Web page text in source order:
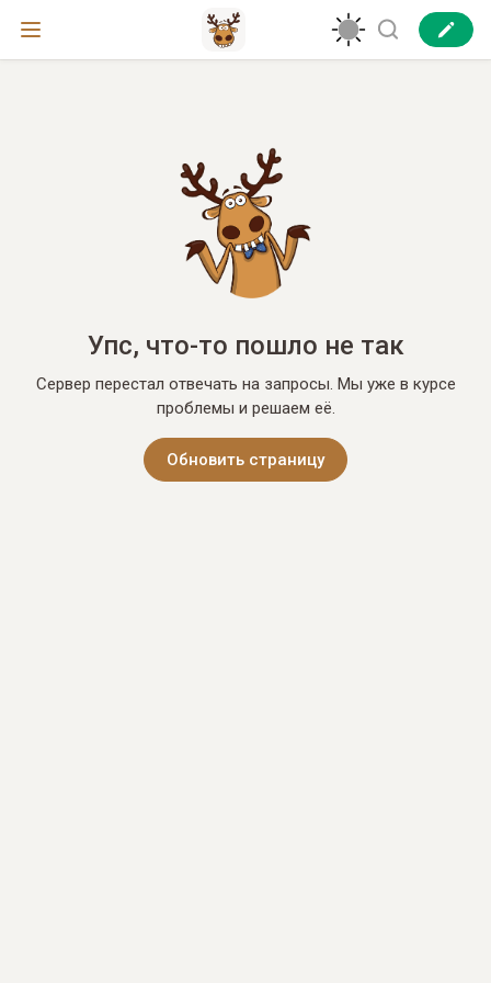
Упс, что-то пошло не так
Сервер перестал отвечать на запросы. Мы уже в курсе
проблемы и решаем её.
Обновить страницу